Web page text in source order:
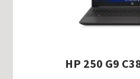
HP 250 G9